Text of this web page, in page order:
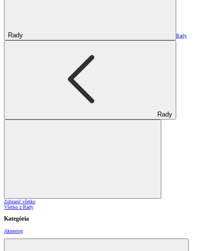
Rady Rady
Rady
Zobraziť všetko
Všetko z Rady
Kategória
Aknestop